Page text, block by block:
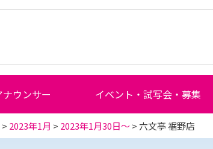
ナウンサー イベント・試写会・募集
> 2023年1月 > 2023年1月30日～> 六文亭 裾野店